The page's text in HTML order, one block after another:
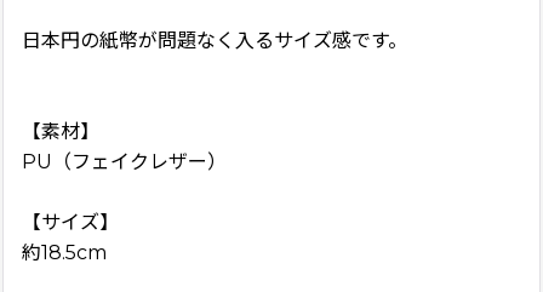
日本円の紙幣が問題なく入るサイズ感です。
【素材】
PU（フェイクレザー）
【サイズ】
約18.5cm